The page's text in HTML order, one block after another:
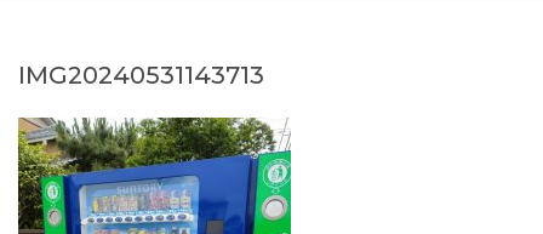
IMG20240531143713